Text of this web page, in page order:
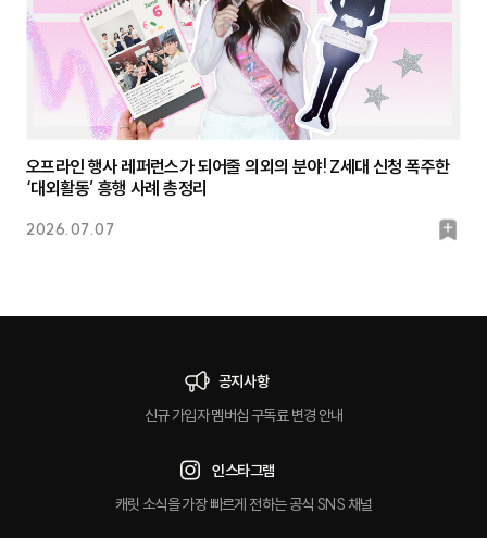
2026.07.07
북
오프라인 행사 레퍼런스가 되어줄 의외의 분야! Z세대 신청 폭주한
‘대외활동’ 흥행 사례 총정리
공지사항
신규 가입자 멤버십 구독료 변경 안내
인스타그램
캐릿 소식을 가장 빠르게 전하는 공식 SNS 채널